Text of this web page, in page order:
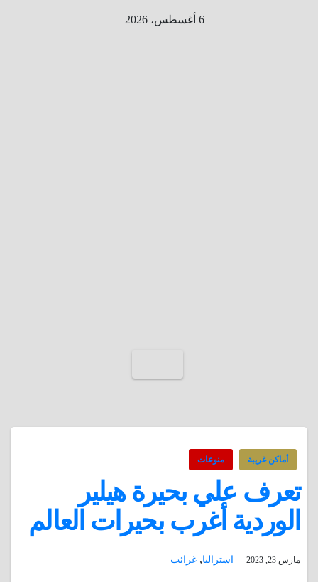
6 أغسطس، 2026
أماكن غريبة منوعات
تعرف علي بحيرة هيلير
الوردية أغرب بحيرات العالم
مارس 23, 2023 استراليا, غرائب